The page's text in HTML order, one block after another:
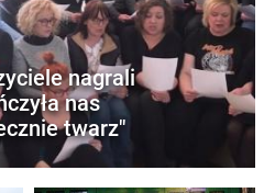
nagrali
nas
twarz"